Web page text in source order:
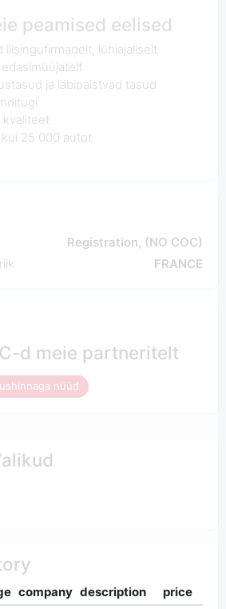
peamised eelised
liisingufirmadelt, lühiajaliselt
ja läbipaistvad tasud
25 000 autot
Registration, (NO COC)
FRANCE
d meie partneritelt
nüüd
company description
price